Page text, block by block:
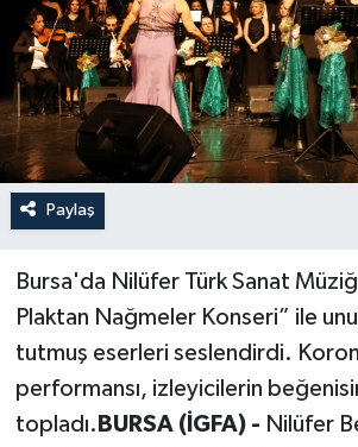
Paylaş
Bursa'da Nilüfer Türk Sanat
Plaktan Nağmeler Konseri” ile
tutmuş eserleri seslendirdi.
performansı, izleyicilerin
topladı. BURSA (İGFA) - Nilüfer